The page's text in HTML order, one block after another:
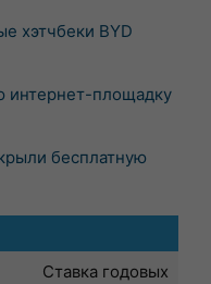
хэтчбеки BYD
интернет-площадку
бесплатную
Ставка годовых